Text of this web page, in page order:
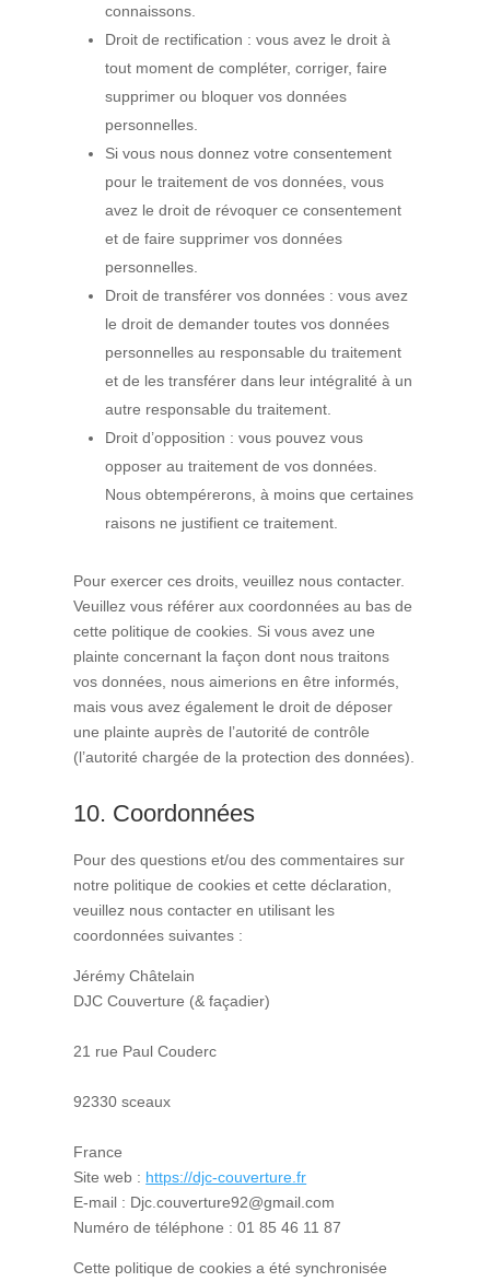
connaissons.
Droit de rectification : vous avez le droit à
tout moment de compléter, corriger, faire
supprimer ou bloquer vos données
personnelles.
Si vous nous donnez votre consentement
pour le traitement de vos données, vous
avez le droit de révoquer ce consentement
et de faire supprimer vos données
personnelles.
Droit de transférer vos données : vous avez
le droit de demander toutes vos données
personnelles au responsable du traitement
et de les transférer dans leur intégralité à un
autre responsable du traitement.
Droit d’opposition : vous pouvez vous
opposer au traitement de vos données.
Nous obtempérerons, à moins que certaines
raisons ne justifient ce traitement.
Pour exercer ces droits, veuillez nous contacter.
Veuillez vous référer aux coordonnées au bas de
cette politique de cookies. Si vous avez une
plainte concernant la façon dont nous traitons
vos données, nous aimerions en être informés,
mais vous avez également le droit de déposer
une plainte auprès de l’autorité de contrôle
(l’autorité chargée de la protection des données).
10. Coordonnées
Pour des questions et/ou des commentaires sur
notre politique de cookies et cette déclaration,
veuillez nous contacter en utilisant les
coordonnées suivantes :
Jérémy Châtelain
DJC Couverture (& façadier)
21 rue Paul Couderc
92330 sceaux
France
Site web : https://djc-couverture.fr
E-mail : Djc.couverture92@gmail.com
Numéro de téléphone : 01 85 46 11 87
Cette politique de cookies a été synchronisée